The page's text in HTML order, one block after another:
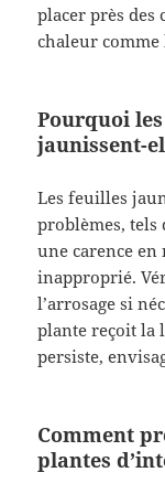
placer près des
chaleur
Pourquoi
jaunissent-
Les feuilles
problèmes, tels
une carence
inapproprié.
l’arrosage si
plante reçoit la
persiste,
Comment
plantes